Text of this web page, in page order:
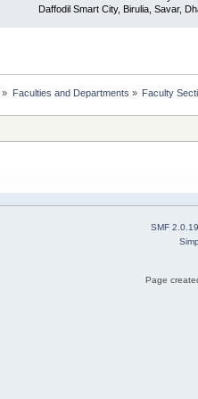
Daffodil Smart City, Birulia, Savar,
» Faculties and Departments » Faculty
SMF 2.0.19
Page